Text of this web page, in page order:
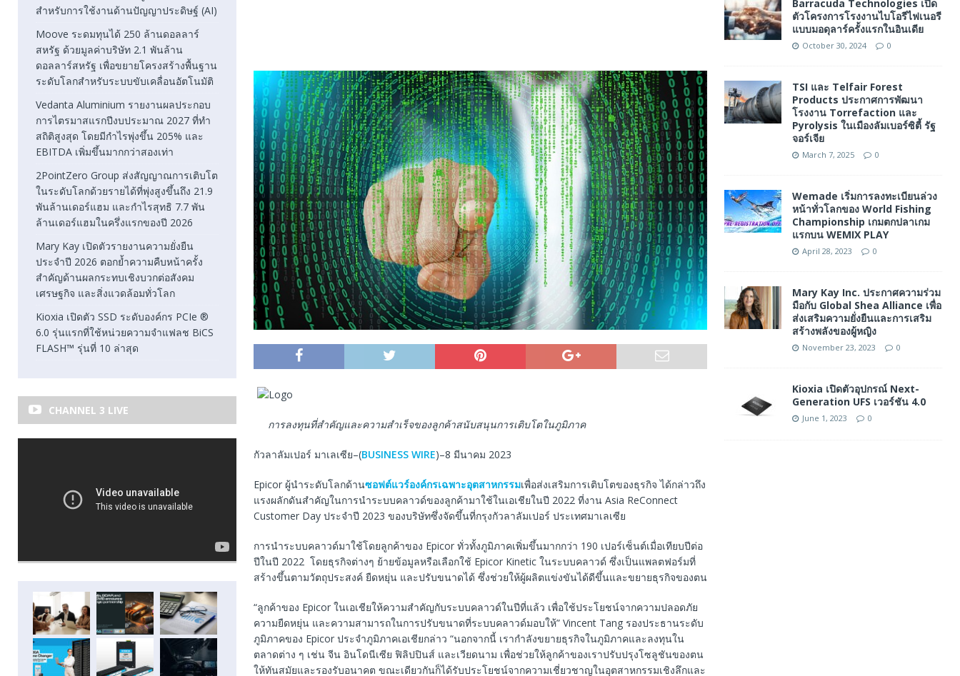
การลงทุนที่สำคัญและความสำเร็จของลูกค้าสนับสนุนการเติบโตในภูมิภาค
กัวลาลัมเปอร์ มาเลเซีย–(BUSINESS WIRE)–8 มีนาคม 2023
Epicor ผู้นำระดับโลกด้านซอฟต์แวร์องค์กรเฉพาะอุตสาหกรรมเพื่อส่งเสริมการเติบโตของธุรกิจ ได้กล่าวถึง
แรงผลักดันสำคัญในการนำระบบคลาวด์ของลูกค้ามาใช้ในเอเชียในปี 2022 ที่งาน Asia ReConnect
Customer Day ประจำปี 2023 ของบริษัทซึ่งจัดขึ้นที่กรุงกัวลาลัมเปอร์ ประเทศมาเลเซีย
การนำระบบคลาวด์มาใช้โดยลูกค้าของ Epicor ทั่วทั้งภูมิภาคเพิ่มขึ้นมากกว่า 190 เปอร์เซ็นต์เมื่อเทียบปีต่อ
ปีในปี 2022 โดยธุรกิจต่างๆ ย้ายข้อมูลหรือเลือกใช้ Epicor Kinetic ในระบบคลาวด์ ซึ่งเป็นแพลตฟอร์มที่
สร้างขึ้นตามวัตถุประสงค์ ยืดหยุ่น และปรับขนาดได้ ซึ่งช่วยให้ผู้ผลิตแข่งขันได้ดีขึ้นและขยายธุรกิจของตน
“ลูกค้าของ Epicor ในเอเชียให้ความสำคัญกับระบบคลาวด์ในปีที่แล้ว เพื่อใช้ประโยชน์จากความปลอดภัย
ความยืดหยุ่น และความสามารถในการปรับขนาดที่ระบบคลาวด์มอบให้” Vincent Tang รองประธานระดับ
ภูมิภาคของ Epicor ประจำภูมิภาคเอเชียกล่าว “นอกจากนี้ เรากำลังขยายธุรกิจในภูมิภาคและลงทุนใน
ตลาดต่าง ๆ เช่น จีน อินโดนีเซีย ฟิลิปปินส์ และเวียดนาม เพื่อช่วยให้ลูกค้าของเราปรับปรุงโซลูชันของตน
ให้ทันสมัยและรองรับอนาคต ขณะเดียวกันก็ได้รับประโยชน์จากความเชี่ยวชาญในอุตสาหกรรมเชิงลึกและ
สำหรับการใช้งานด้านปัญญาประดิษฐ์ (AI)
Moove ระดมทุนได้ 250 ล้านดอลลาร์
สหรัฐ ด้วยมูลค่าบริษัท 2.1 พันล้าน
ดอลลาร์สหรัฐ เพื่อขยายโครงสร้างพื้นฐาน
ระดับโลกสำหรับระบบขับเคลื่อนอัตโนมัติ
Vedanta Aluminium รายงานผลประกอบ
การไตรมาสแรกปีงบประมาณ 2027 ที่ทำ
สถิติสูงสุด โดยมีกำไรพุ่งขึ้น 205% และ
EBITDA เพิ่มขึ้นมากกว่าสองเท่า
2PointZero Group ส่งสัญญาณการเติบโต
ในระดับโลกด้วยรายได้ที่พุ่งสูงขึ้นถึง 21.9
พันล้านเดอร์แฮม และกำไรสุทธิ 7.7 พัน
ล้านเดอร์แฮมในครึ่งแรกของปี 2026
Mary Kay เปิดตัวรายงานความยั่งยืน
ประจำปี 2026 ตอกย้ำความคืบหน้าครั้ง
สำคัญด้านผลกระทบเชิงบวกต่อสังคม
เศรษฐกิจ และสิ่งแวดล้อมทั่วโลก
Kioxia เปิดตัว SSD ระดับองค์กร PCIe ®
6.0 รุ่นแรกที่ใช้หน่วยความจำแฟลช BiCS
FLASH™ รุ่นที่ 10 ล่าสุด
CHANNEL 3 LIVE
Barracuda Technologies เปิด
ตัวโครงการโรงงานไบโอรีไฟเนอรี
แบบมอดุลาร์ครั้งแรกในอินเดีย
October 30, 2024 0
TSI และ Telfair Forest
Products ประกาศการพัฒนา
โรงงาน Torrefaction และ
Pyrolysis ในเมืองลัมเบอร์ซิตี้ รัฐ
จอร์เจีย
March 7, 2025 0
Wemade เริ่มการลงทะเบียนล่วง
หน้าทั่วโลกของ World Fishing
Championship เกมตกปลาเกม
แรกบน WEMIX PLAY
April 28, 2023 0
Mary Kay Inc. ประกาศความร่วม
มือกับ Global Shea Alliance เพื่อ
ส่งเสริมความยั่งยืนและการเสริม
สร้างพลังของผู้หญิง
November 23, 2023 0
Kioxia เปิดตัวอุปกรณ์ Next-
Generation UFS เวอร์ชัน 4.0
June 1, 2023 0